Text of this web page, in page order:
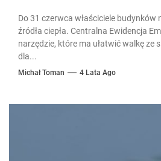
Do 31 czerwca właściciele budynków
źródła ciepła. Centralna Ewidencja
narzędzie, które ma ułatwić walkę ze
dla...
Michał Toman 4 Lata Ago